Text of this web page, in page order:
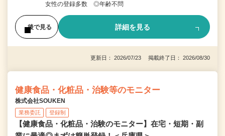
女性の登録多数 ◎年齢不問
後で見る 詳細を見る
更新日： 2026/07/23 掲載終了日： 2026/08/30
健康食品・化粧品・治験等のモニター
株式会社SOUKEN
業務委託 登録制
【健康食品・化粧品・治験のモニター】在宅・短期・副